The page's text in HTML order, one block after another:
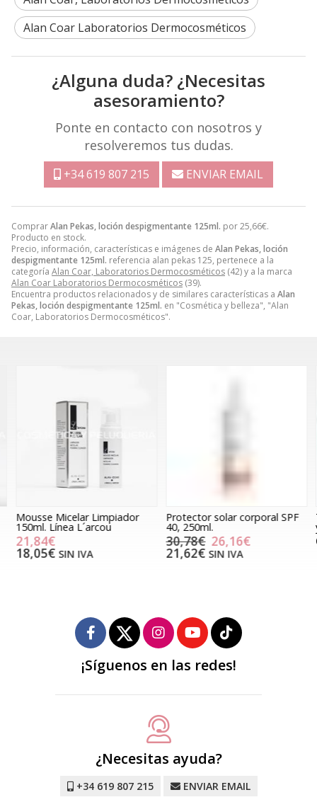
ComprarAlan Pekas, loción despigmentante 125ml. por25,66€.
Producto en stock.
Precio, información, características e imágenes de Alan Pekas, loción
despigmentante 125ml. referencia alan pekas 125, pertenece a la
categoría Alan Coar, Laboratorios Dermocosméticos (42) y a la marca
Alan Coar Laboratorios Dermocosméticos (39).
Encuentra productos relacionados y de similares características a Alan
Pekas, loción despigmentante 125ml. en "Cosmética y belleza", "Alan
Coar, Laboratorios Dermocosméticos".
Alan Coar Laboratorios Dermocosméticos
¿Alguna duda? ¿Necesitas
asesoramiento?
Ponte en contacto con nosotros y
resolveremos tus dudas.
+34 619 807 215 ENVIAR EMAIL
Mousse Micelar Limpiador
150ml. Línea L´arcou
21,84€
18,05€SIN IVA
Protector solar corporal SPF
40, 250ml.
30,78€ 26,16€
21,62€SIN IVA
¡Síguenos en las redes!
¿Necesitas ayuda?
+34 619 807 215 ENVIAR EMAIL